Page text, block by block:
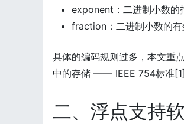
exponent：二进制小数的
fraction：二进制小数的有
具体的编码规则过多，本文重
中的存储 —— IEEE 754标准[1]
二、浮点支持